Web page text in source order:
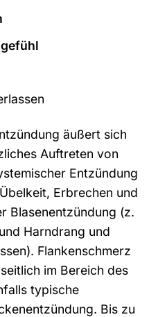
äußert sich
Auftreten von
Entzündung
Erbrechen und
Blasenentzündung (z.
Harndrang und
Flankenschmerz
im Bereich des
typische
Bis zu